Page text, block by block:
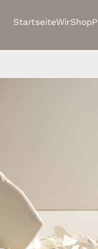
StartseiteWirShop